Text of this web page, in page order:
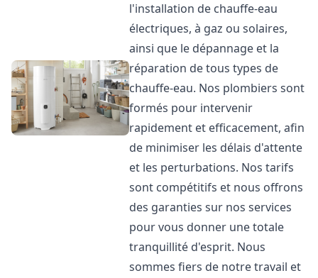
l'installation de chauffe-eau
électriques, à gaz ou solaires,
ainsi que le dépannage et la
réparation de tous types de
chauffe-eau. Nos plombiers sont
formés pour intervenir
rapidement et efficacement, afin
de minimiser les délais d'attente
et les perturbations. Nos tarifs
sont compétitifs et nous offrons
des garanties sur nos services
pour vous donner une totale
tranquillité d'esprit. Nous
sommes fiers de notre travail et